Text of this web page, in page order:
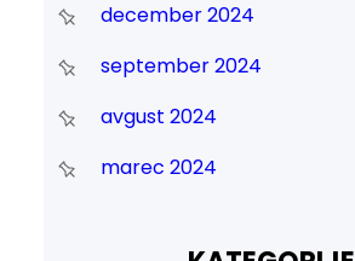
december 2024
september 2024
avgust 2024
marec 2024